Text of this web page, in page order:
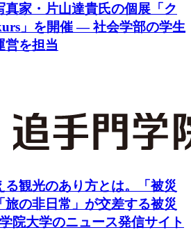
真家・片山達貴氏の個展「ク
」を開催 ― 社会学部の学生
営を担当
る観光のあり方とは。「被災
旅の非日常」が交差する被災
院大学のニュース発信サイト